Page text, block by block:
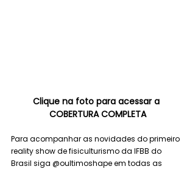
Clique na foto para acessar a
COBERTURA COMPLETA
Para acompanhar as novidades do primeiro
reality show de fisiculturismo da IFBB do
Brasil siga @oultimoshape em todas as